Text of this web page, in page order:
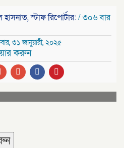
স্টাফ রিপোর্টার:/ ৩০৬ বার
৩১ জানুয়ারী, ২০২৫
করুন